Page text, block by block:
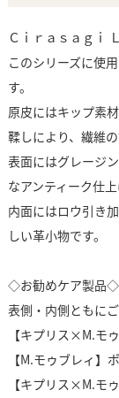
Ｃｉｒａｓａｇｉ
このシリーズに使
す。
原皮にはキップ素
鞣しにより、繊維
表面にはグレージ
なアンティーク仕上
内面にはロウ引き
しい革小物です。
◇お勧めケア製品◇
表側・内側ともに
【キプリス×M.モ
【M.モゥブレィ】
【キプリス×M.モ